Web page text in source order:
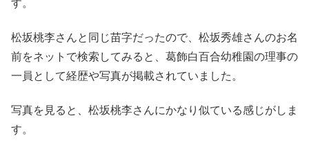
す。
松坂桃李さんと同じ苗字だったので、松坂秀雄さんのお名
前をネットで検索してみると、葛飾白百合幼稚園の理事の
一員として経歴や写真が掲載されていました。
写真を見ると、松坂桃李さんにかなり似ている感じがしま
す。